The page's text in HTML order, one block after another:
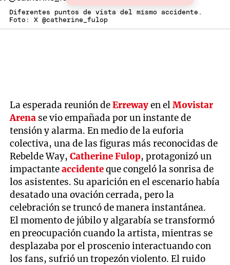
Diferentes puntos de vista del mísmo accidente.
Foto: X @catherine_fulop
La esperada reunión deErrewayen elMovistar
Arena se vio empañada por un instante de
tensión y alarma. En medio de la euforia
colectiva, una de las figuras más reconocidas de
Rebelde Way,Catherine Fulop, protagonizó un
impactanteaccidenteque congeló la sonrisa de
los asistentes. Su aparición en el escenario había
desatado una ovación cerrada, pero la
celebración se truncó de manera instantánea.
El momento de júbilo y algarabía se transformó
en preocupación cuando la artista, mientras se
desplazaba por el proscenio interactuando con
los fans, sufrió un tropezón violento. El ruido